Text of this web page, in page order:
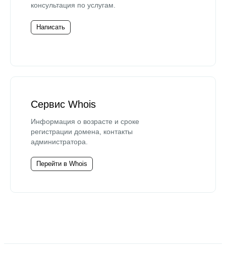
консультация по услугам.
Написать
Сервис Whois
Информация о возрасте и сроке
регистрации домена, контакты
администратора.
Перейти в Whois